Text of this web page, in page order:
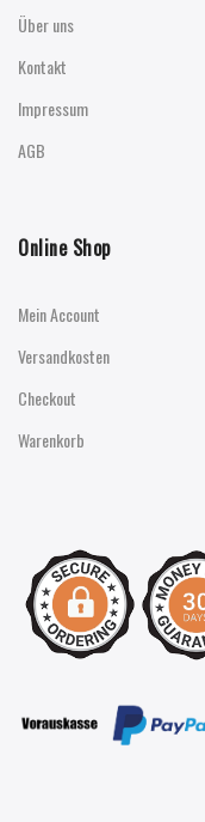
Über uns
Kontakt
Impressum
AGB
Online Shop
Mein Account
Versandkosten
Checkout
Warenkorb